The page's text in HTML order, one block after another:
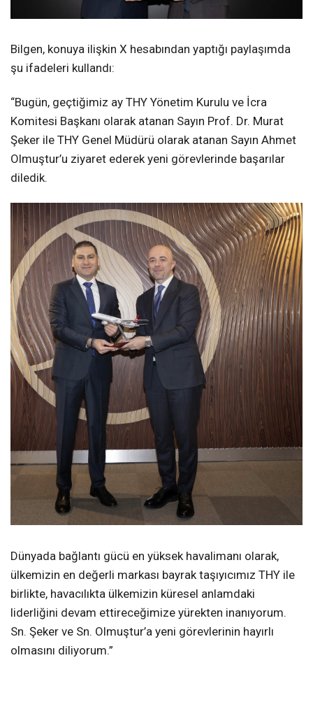
Bilgen, konuya ilişkin X hesabından yaptığı paylaşımda
şu ifadeleri kullandı:
“Bugün, geçtiğimiz ay THY Yönetim Kurulu ve İcra
Komitesi Başkanı olarak atanan Sayın Prof. Dr. Murat
Şeker ile THY Genel Müdürü olarak atanan Sayın Ahmet
Olmuştur’u ziyaret ederek yeni görevlerinde başarılar
diledik.
Dünyada bağlantı gücü en yüksek havalimanı olarak,
ülkemizin en değerli markası bayrak taşıyıcımız THY ile
birlikte, havacılıkta ülkemizin küresel anlamdaki
liderliğini devam ettireceğimize yürekten inanıyorum.
Sn. Şeker ve Sn. Olmuştur’a yeni görevlerinin hayırlı
olmasını diliyorum.”